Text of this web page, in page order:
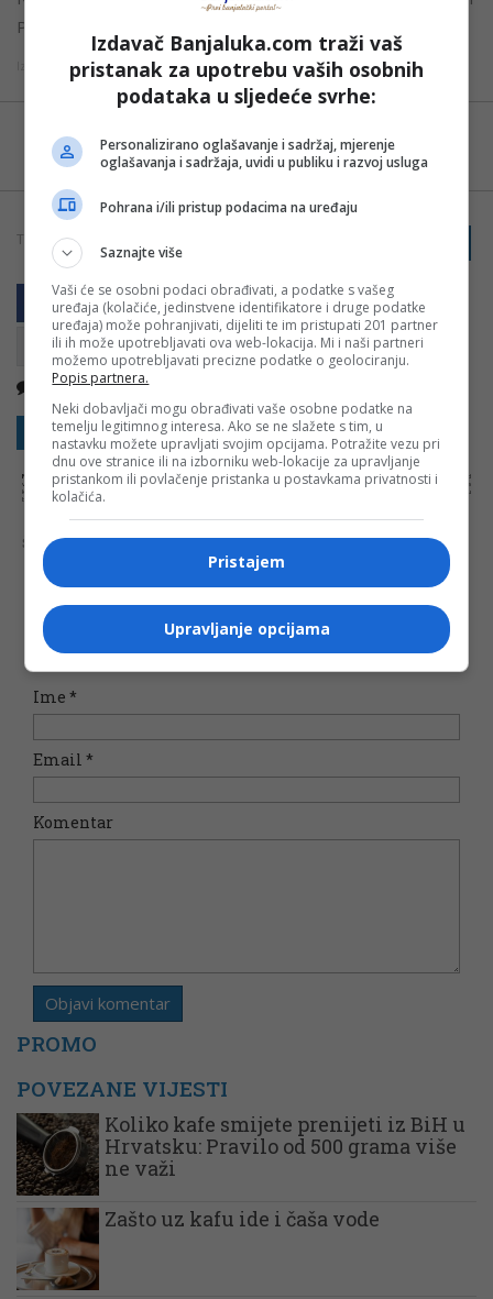
Production.
Izvor: Mondo
Možete nas pratiti i putem aplikacije za
Android
TAGOVI: KAFA
Nema komentara
Sakrij sve komentare Prikaži komentare
NAPOMENA: Komentari odražavaju stavove njihovih autora, a ne nužno i stavove internet portala Banjaluka.com. Molimo korisnike da se suzdrže od
vrijeđanja, psovanja i vulgarnog izražavanja. Portal Banjaluka.com zadržava pravo da obriše komentar bez najave i objašnjenja. Zbog velikog broja
komentara Banjaluka.com nije dužan obrisati sve komentare koji krše pravila. Kao čitalac takođe prihvatate mogućnost da među komentarima mogu
biti pronađeni sadržaji koji mogu biti u suprotnosti sa vašim vjerskim, moralnim i drugim načelima i uvjerenjima.
Šta mislite o ovoj temi?
Vaša e-mail adresa neće biti objavljena. Sva polja su
obavezna!
Ime *
Email *
Komentar
PROMO
POVEZANE VIJESTI
Koliko kafe smijete prenijeti iz BiH u
Hrvatsku: Pravilo od 500 grama više
ne važi
Zašto uz kafu ide i čaša vode
Izdavač Banjaluka.com traži vaš
pristanak za upotrebu vaših osobnih
podataka u sljedeće svrhe:
Personalizirano oglašavanje i sadržaj, mjerenje
oglašavanja i sadržaja, uvidi u publiku i razvoj usluga
Pohrana i/ili pristup podacima na uređaju
Saznajte više
Vaši će se osobni podaci obrađivati, a podatke s vašeg
uređaja (kolačiće, jedinstvene identifikatore i druge podatke
uređaja) može pohranjivati, dijeliti te im pristupati 201 partner
ili ih može upotrebljavati ova web-lokacija. Mi i naši partneri
možemo upotrebljavati precizne podatke o geolociranju.
Popis partnera.
Neki dobavljači mogu obrađivati vaše osobne podatke na
temelju legitimnog interesa. Ako se ne slažete s tim, u
nastavku možete upravljati svojim opcijama. Potražite vezu pri
dnu ove stranice ili na izborniku web-lokacije za upravljanje
pristankom ili povlačenje pristanka u postavkama privatnosti i
kolačića.
Pristajem
Upravljanje opcijama